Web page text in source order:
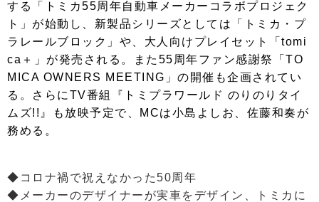
カーメーカー「旧車」関連プロジ
ェクト
コラム
インタビュー
イベント
イベント告知 イベントレポート
する「トミカ55周年自動車メーカーコラボプロジェク
ト」が始動し、新製品シリーズとしては「トミカ・プ
ラレールブロック」や、大人向けプレイセット「tomi
ca＋」が発売される。また55周年ファン感謝祭「TO
MICA OWNERS MEETING」の開催も企画されてい
る。さらにTV番組『トミプラワールド のりのりタイ
ムズ!!』も放映予定で、MCは小島よしお、佐藤和奏が
務める。
◆コロナ禍で祝えなかった50周年
◆メーカーのデザイナーが実車をデザイン、トミカに